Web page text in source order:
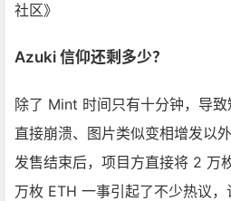
社区》
Azuki 信仰还剩多少？
除了 Mint 时间只有十分钟，导
直接崩溃、图片类似变相增发以
发售结束后，项目方直接将 2 万
万枚 ETH 一事引起了不少热议